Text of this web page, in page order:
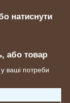
натиснути
або товар
у ваші потреби